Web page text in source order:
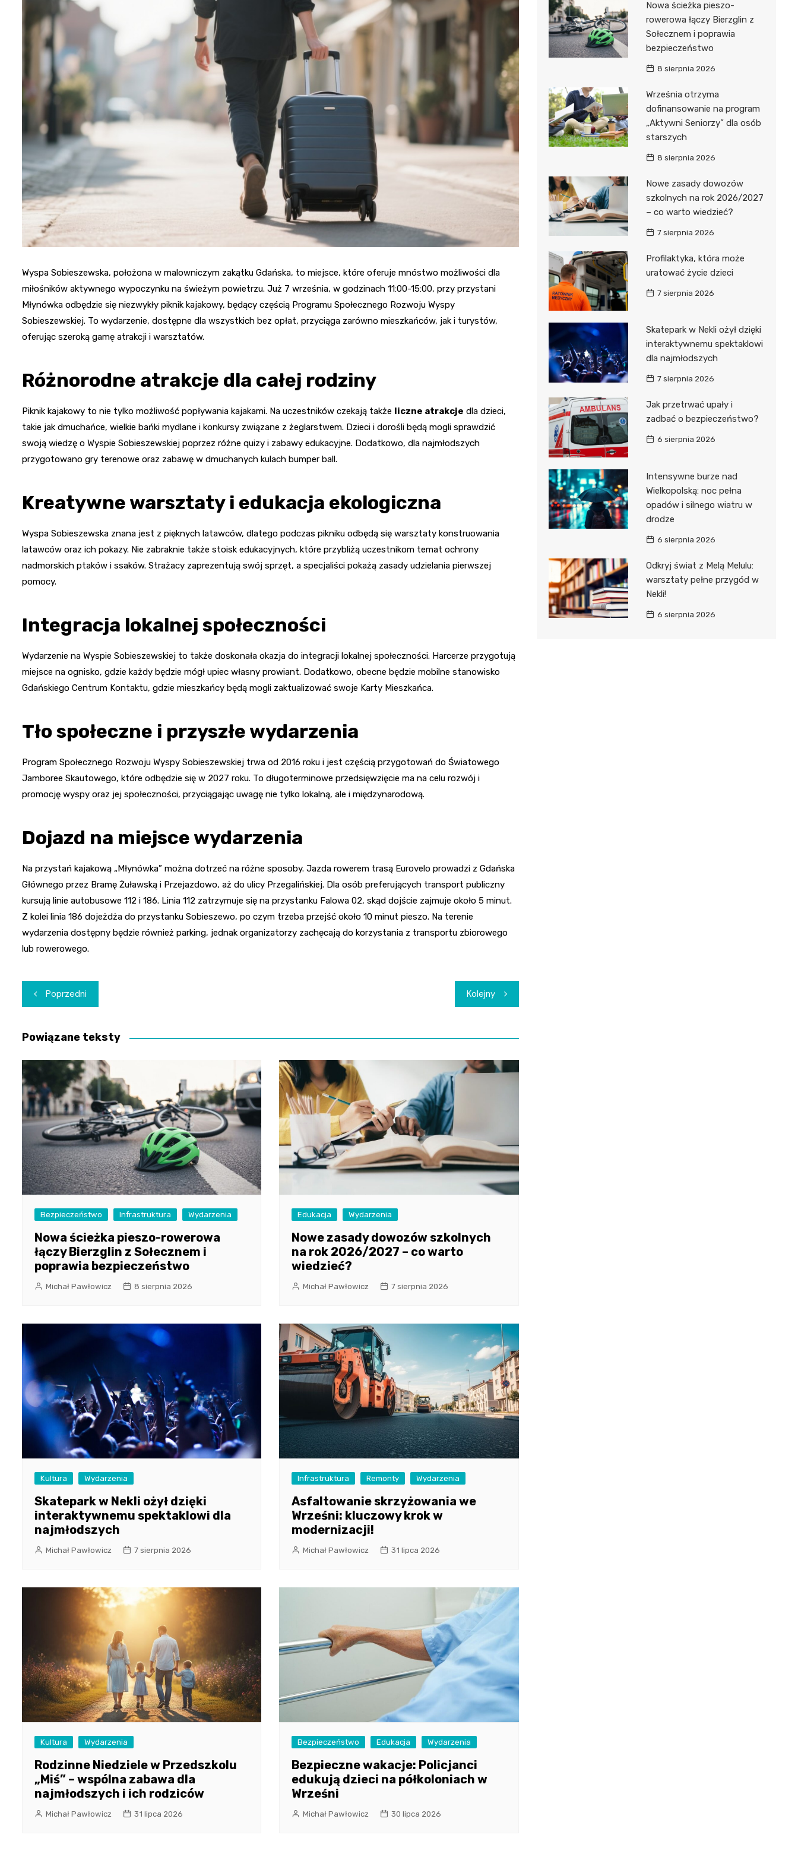
Dzieci Wrzesińskich
Park Miejski im. Dzieci
Wrzesińskich
Amfiteatr im. Anny Jantar
Jump World Września
Wrzesińska Strefa
Aktywności
Pałac w Miłosławiu
Izba Pamięci Reymonta
Rezerwat Czeszewski Las
Wyspa Sobieszewska, położona w malowniczym zakątku Gdańska, to miejsce, które oferuje mnóstwo możliwości dla
miłośników aktywnego wypoczynku na świeżym powietrzu. Już 7 września, w godzinach 11:00-15:00, przy przystani
Młynówka odbędzie się niezwykły piknik kajakowy, będący częścią Programu Społecznego Rozwoju Wyspy
Sobieszewskiej. To wydarzenie, dostępne dla wszystkich bez opłat, przyciąga zarówno mieszkańców, jak i turystów,
oferując szeroką gamę atrakcji i warsztatów.
Różnorodne atrakcje dla całej rodziny
Piknik kajakowy to nie tylko możliwość popływania kajakami. Na uczestników czekają także liczne atrakcje dla dzieci,
takie jak dmuchańce, wielkie bańki mydlane i konkursy związane z żeglarstwem. Dzieci i dorośli będą mogli sprawdzić
swoją wiedzę o Wyspie Sobieszewskiej poprzez różne quizy i zabawy edukacyjne. Dodatkowo, dla najmłodszych
przygotowano gry terenowe oraz zabawę w dmuchanych kulach bumper ball.
Kreatywne warsztaty i edukacja ekologiczna
Wyspa Sobieszewska znana jest z pięknych latawców, dlatego podczas pikniku odbędą się warsztaty konstruowania
latawców oraz ich pokazy. Nie zabraknie także stoisk edukacyjnych, które przybliżą uczestnikom temat ochrony
nadmorskich ptaków i ssaków. Strażacy zaprezentują swój sprzęt, a specjaliści pokażą zasady udzielania pierwszej
pomocy.
Integracja lokalnej społeczności
Wydarzenie na Wyspie Sobieszewskiej to także doskonała okazja do integracji lokalnej społeczności. Harcerze przygotują
miejsce na ognisko, gdzie każdy będzie mógł upiec własny prowiant. Dodatkowo, obecne będzie mobilne stanowisko
Gdańskiego Centrum Kontaktu, gdzie mieszkańcy będą mogli zaktualizować swoje Karty Mieszkańca.
Tło społeczne i przyszłe wydarzenia
Program Społecznego Rozwoju Wyspy Sobieszewskiej trwa od 2016 roku i jest częścią przygotowań do Światowego
Jamboree Skautowego, które odbędzie się w 2027 roku. To długoterminowe przedsięwzięcie ma na celu rozwój i
promocję wyspy oraz jej społeczności, przyciągając uwagę nie tylko lokalną, ale i międzynarodową.
Dojazd na miejsce wydarzenia
Na przystań kajakową „Młynówka” można dotrzeć na różne sposoby. Jazda rowerem trasą Eurovelo prowadzi z Gdańska
Głównego przez Bramę Żuławską i Przejazdowo, aż do ulicy Przegalińskiej. Dla osób preferujących transport publiczny
kursują linie autobusowe 112 i 186. Linia 112 zatrzymuje się na przystanku Falowa 02, skąd dojście zajmuje około 5 minut.
Z kolei linia 186 dojeżdża do przystanku Sobieszewo, po czym trzeba przejść około 10 minut pieszo. Na terenie
wydarzenia dostępny będzie również parking, jednak organizatorzy zachęcają do korzystania z transportu zbiorowego
lub rowerowego.
Nawigacja
wpisu
Poprzedni Kolejny
Powiązane teksty
Bezpieczeństwo Infrastruktura Wydarzenia
Nowa ścieżka pieszo-rowerowa
łączy Bierzglin z Sołecznem i
poprawia bezpieczeństwo
Michał Pawłowicz 8 sierpnia 2026
Edukacja Wydarzenia
Nowe zasady dowozów szkolnych
na rok 2026/2027 – co warto
wiedzieć?
Michał Pawłowicz 7 sierpnia 2026
Kultura Wydarzenia
Skatepark w Nekli ożył dzięki
interaktywnemu spektaklowi dla
najmłodszych
Michał Pawłowicz 7 sierpnia 2026
Infrastruktura Remonty Wydarzenia
Asfaltowanie skrzyżowania we
Wrześni: kluczowy krok w
modernizacji!
Michał Pawłowicz 31 lipca 2026
Kultura Wydarzenia
Rodzinne Niedziele w Przedszkolu
„Miś” – wspólna zabawa dla
najmłodszych i ich rodziców
Michał Pawłowicz 31 lipca 2026
Bezpieczeństwo Edukacja Wydarzenia
Bezpieczne wakacje: Policjanci
edukują dzieci na półkoloniach w
Wrześni
Michał Pawłowicz 30 lipca 2026
Nowa ścieżka pieszo-
rowerowa łączy Bierzglin z
Sołecznem i poprawia
bezpieczeństwo
8 sierpnia 2026
Września otrzyma
dofinansowanie na program
„Aktywni Seniorzy” dla osób
starszych
8 sierpnia 2026
Nowe zasady dowozów
szkolnych na rok 2026/2027
– co warto wiedzieć?
7 sierpnia 2026
Profilaktyka, która może
uratować życie dzieci
7 sierpnia 2026
Skatepark w Nekli ożył dzięki
interaktywnemu spektaklowi
dla najmłodszych
7 sierpnia 2026
Jak przetrwać upały i
zadbać o bezpieczeństwo?
6 sierpnia 2026
Intensywne burze nad
Wielkopolską: noc pełna
opadów i silnego wiatru w
drodze
6 sierpnia 2026
Odkryj świat z Melą Melulu:
warsztaty pełne przygód w
Nekli!
6 sierpnia 2026